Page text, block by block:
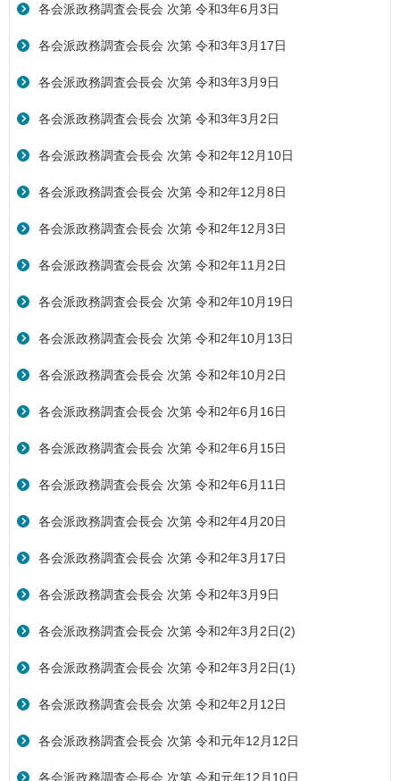
各会派政務調査会長会 次第 令和3年6月3日
各会派政務調査会長会 次第 令和3年3月17日
各会派政務調査会長会 次第 令和3年3月9日
各会派政務調査会長会 次第 令和3年3月2日
各会派政務調査会長会 次第 令和2年12月10日
各会派政務調査会長会 次第 令和2年12月8日
各会派政務調査会長会 次第 令和2年12月3日
各会派政務調査会長会 次第 令和2年11月2日
各会派政務調査会長会 次第 令和2年10月19日
各会派政務調査会長会 次第 令和2年10月13日
各会派政務調査会長会 次第 令和2年10月2日
各会派政務調査会長会 次第 令和2年6月16日
各会派政務調査会長会 次第 令和2年6月15日
各会派政務調査会長会 次第 令和2年6月11日
各会派政務調査会長会 次第 令和2年4月20日
各会派政務調査会長会 次第 令和2年3月17日
各会派政務調査会長会 次第 令和2年3月9日
各会派政務調査会長会 次第 令和2年3月2日(2)
各会派政務調査会長会 次第 令和2年3月2日(1)
各会派政務調査会長会 次第 令和2年2月12日
各会派政務調査会長会 次第 令和元年12月12日
各会派政務調査会長会 次第 令和元年12月10日